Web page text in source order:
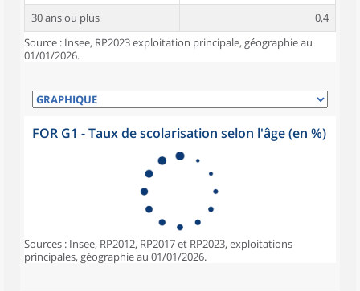
30 ans ou plus
0,4
Source : Insee, RP2023 exploitation principale, géographie au
01/01/2026.
FOR G1 - Taux de scolarisation selon l'âge (en %)
Sources : Insee, RP2012, RP2017 et RP2023, exploitations
principales, géographie au 01/01/2026.